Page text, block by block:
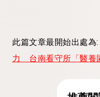
此篇文章最開始出處為:
力 台南看守所「醫養